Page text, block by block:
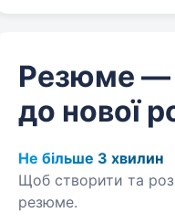
Резюме —
до нової
Не більше 3 хвилин
Щоб створити та
резюме.